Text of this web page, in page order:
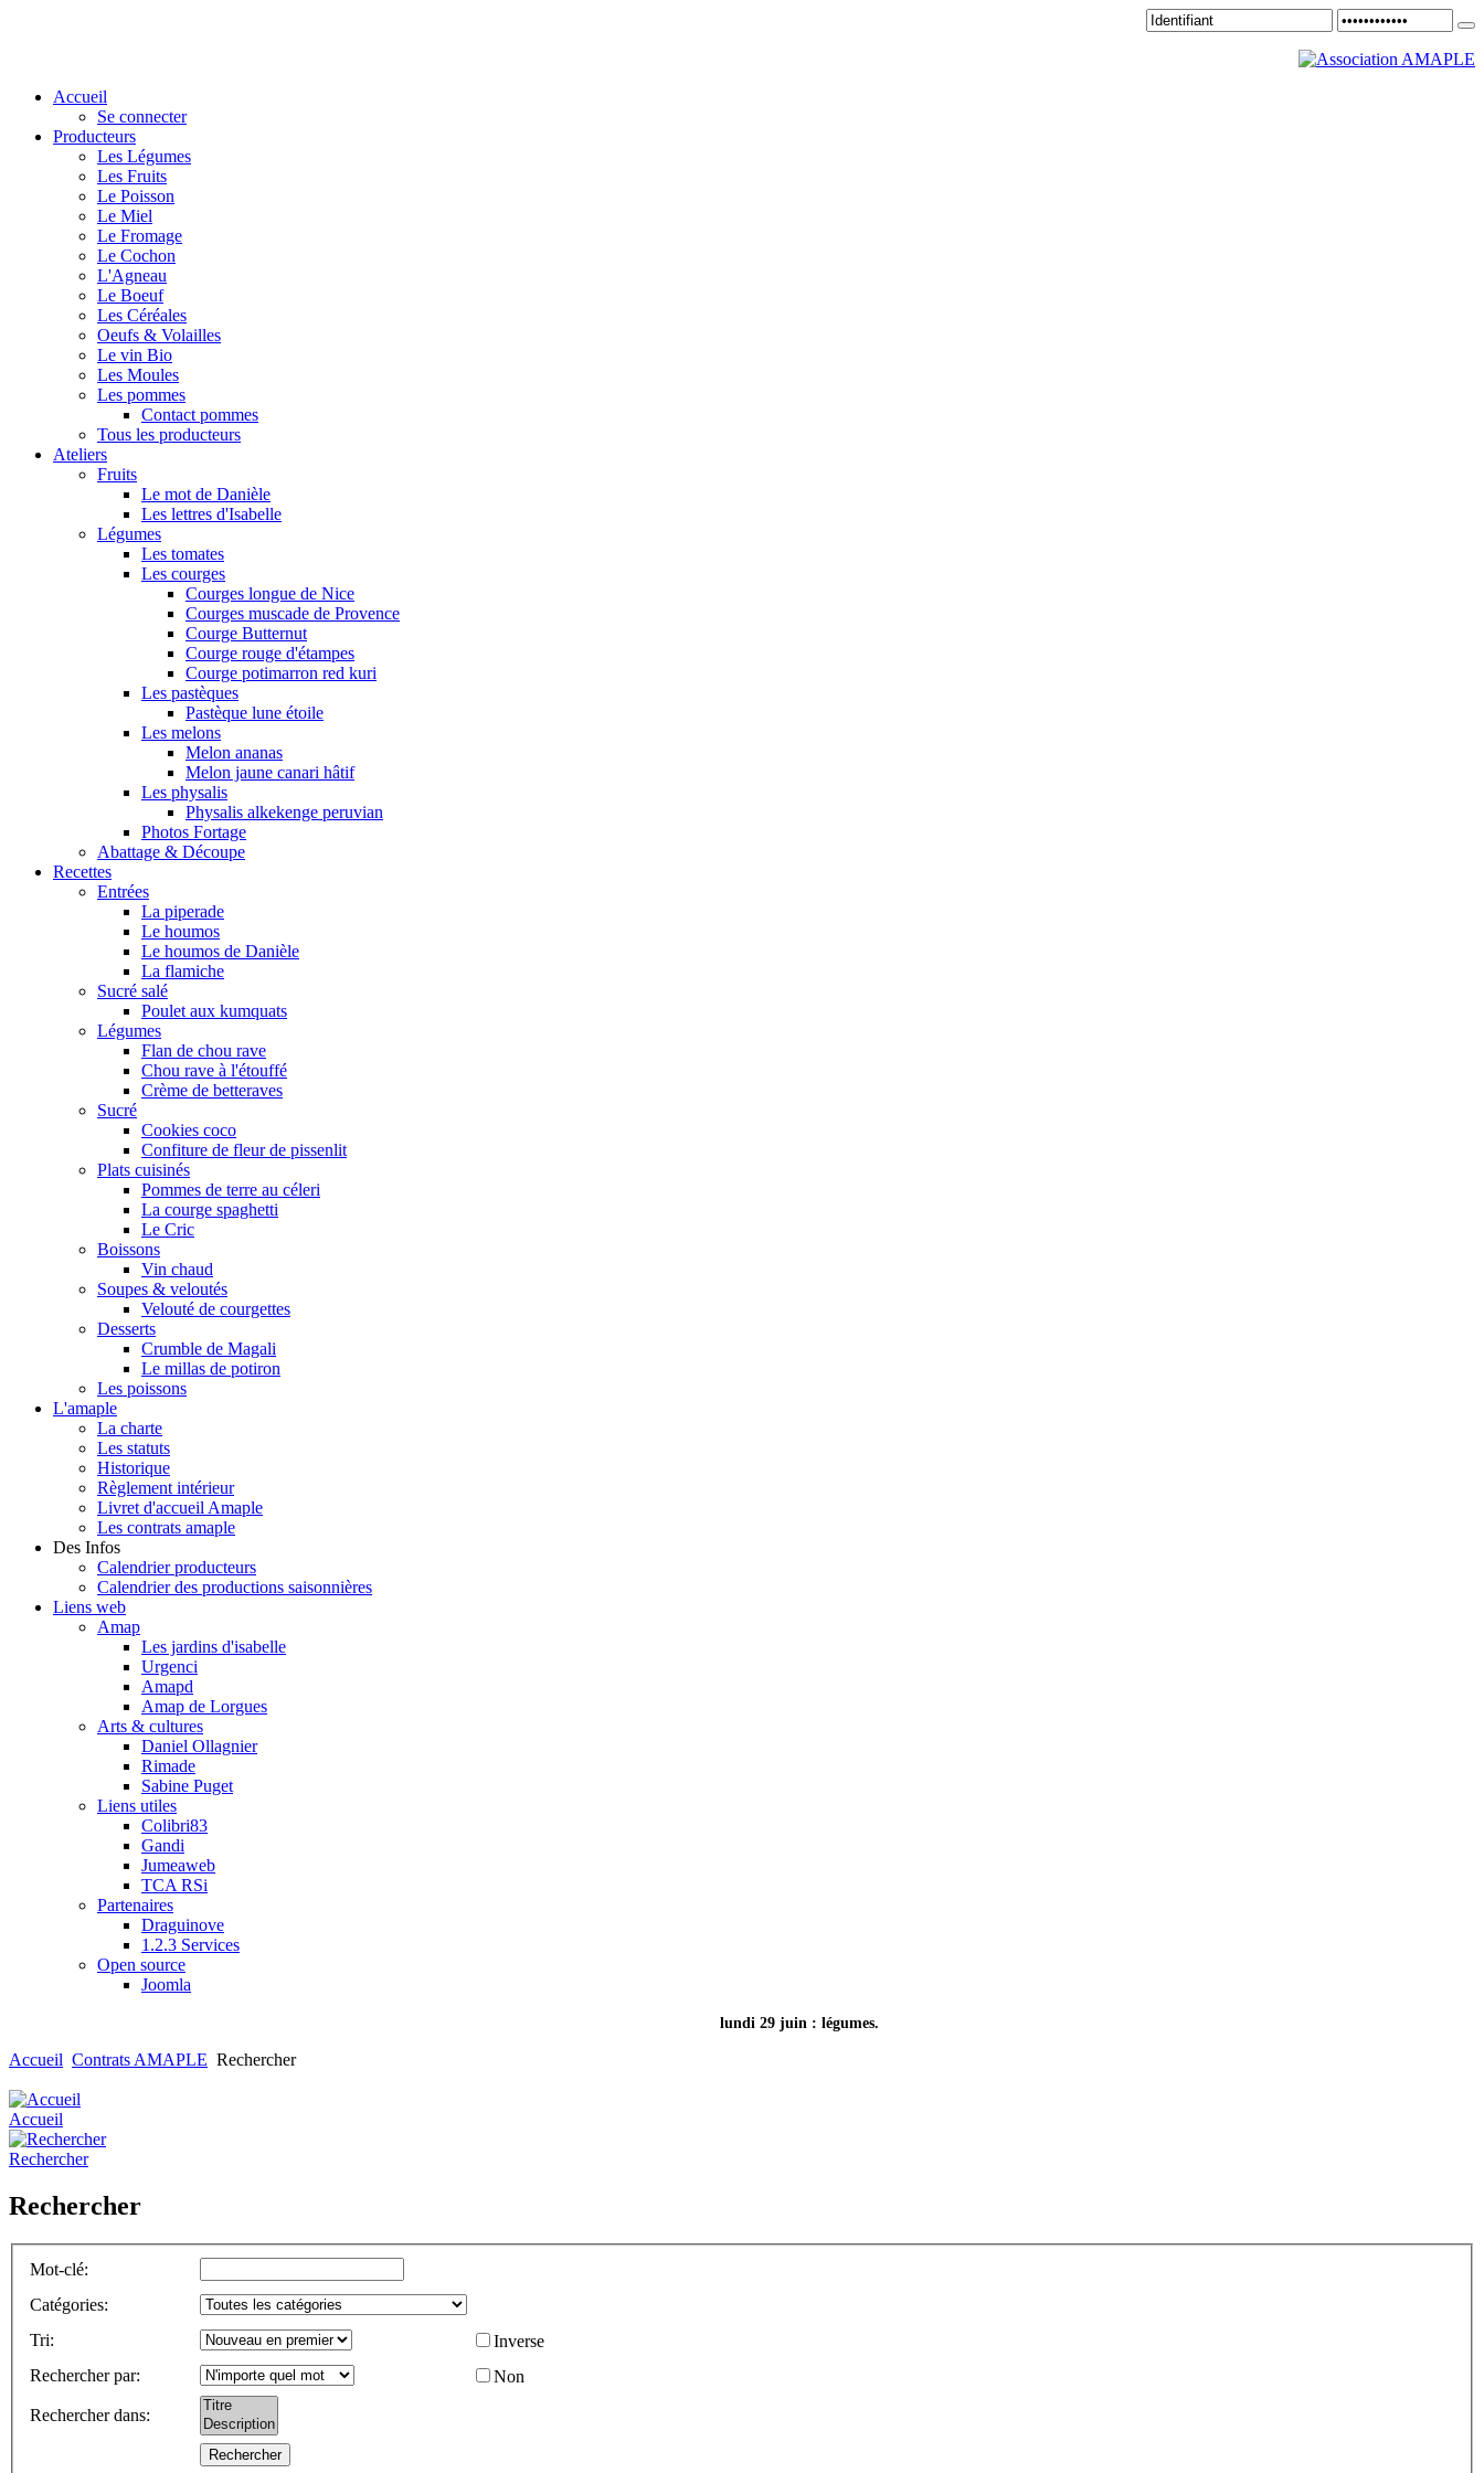
Accueil
Se connecter
Producteurs
Les Légumes
Les Fruits
Le Poisson
Le Miel
Le Fromage
Le Cochon
L'Agneau
Le Boeuf
Les Céréales
Oeufs & Volailles
Le vin Bio
Les Moules
Les pommes
Contact pommes
Tous les producteurs
Ateliers
Fruits
Le mot de Danièle
Les lettres d'Isabelle
Légumes
Les tomates
Les courges
Courges longue de Nice
Courges muscade de Provence
Courge Butternut
Courge rouge d'étampes
Courge potimarron red kuri
Les pastèques
Pastèque lune étoile
Les melons
Melon ananas
Melon jaune canari hâtif
Les physalis
Physalis alkekenge peruvian
Photos Fortage
Abattage & Découpe
Recettes
Entrées
La piperade
Le houmos
Le houmos de Danièle
La flamiche
Sucré salé
Poulet aux kumquats
Légumes
Flan de chou rave
Chou rave à l'étouffé
Crème de betteraves
Sucré
Cookies coco
Confiture de fleur de pissenlit
Plats cuisinés
Pommes de terre au céleri
La courge spaghetti
Le Cric
Boissons
Vin chaud
Soupes & veloutés
Velouté de courgettes
Desserts
Crumble de Magali
Le millas de potiron
Les poissons
L'amaple
La charte
Les statuts
Historique
Règlement intérieur
Livret d'accueil Amaple
Les contrats amaple
Des Infos
Calendrier producteurs
Calendrier des productions saisonnières
Liens web
Amap
Les jardins d'isabelle
Urgenci
Amapd
Amap de Lorgues
Arts & cultures
Daniel Ollagnier
Rimade
Sabine Puget
Liens utiles
Colibri83
Gandi
Jumeaweb
TCA RSi
Partenaires
Draguinove
1.2.3 Services
Open source
Joomla
lundi 29 juin : légumes.
Accueil Contrats AMAPLE Rechercher
Accueil
Rechercher
Rechercher
Mot-clé:
Catégories:
Tri:
Inverse
Rechercher par: Non
Rechercher dans: